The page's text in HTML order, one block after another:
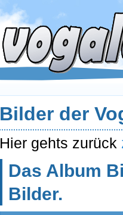
Bilder der
Hier gehts zurück
Das Album
Bilder.